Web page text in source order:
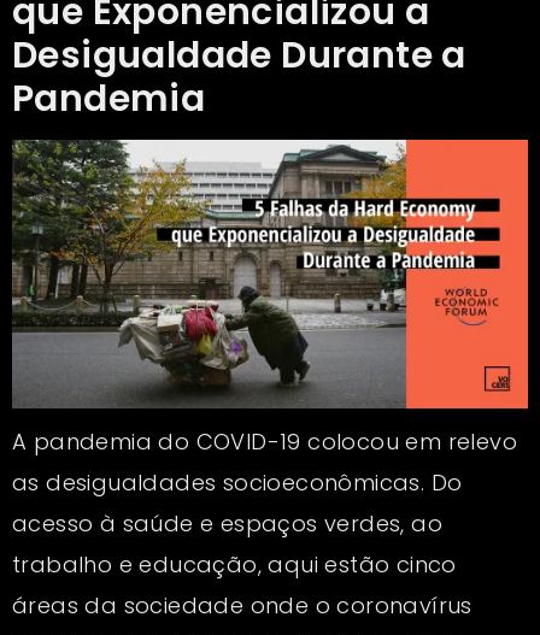
que Exponencializou a
Desigualdade Durante a
Pandemia
A pandemia do COVID-19 colocou em relevo
as desigualdades socioeconômicas. Do
acesso à saúde e espaços verdes, ao
trabalho e educação, aqui estão cinco
áreas da sociedade onde o coronavírus